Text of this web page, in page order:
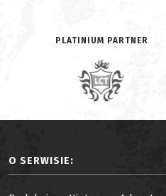
PLATINIUM PARTNER
O SERWISIE: